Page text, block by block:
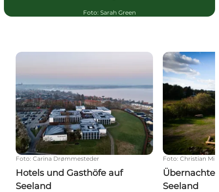
Foto: Sarah Green
Hotels und Gasthöfe auf Seeland
Foto: Carina Drømmesteder
Hotels und Gasthöfe auf
Seeland
Übernachten
Foto: Christian
Seeland